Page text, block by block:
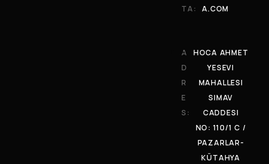
TA:
A.COM
A
D
R
E
S:
HOCA AHMET
YESEVI
MAHALLESI
SIMAV
CADDESI
NO: 110/1 C /
PAZARLAR-
KÜTAHYA